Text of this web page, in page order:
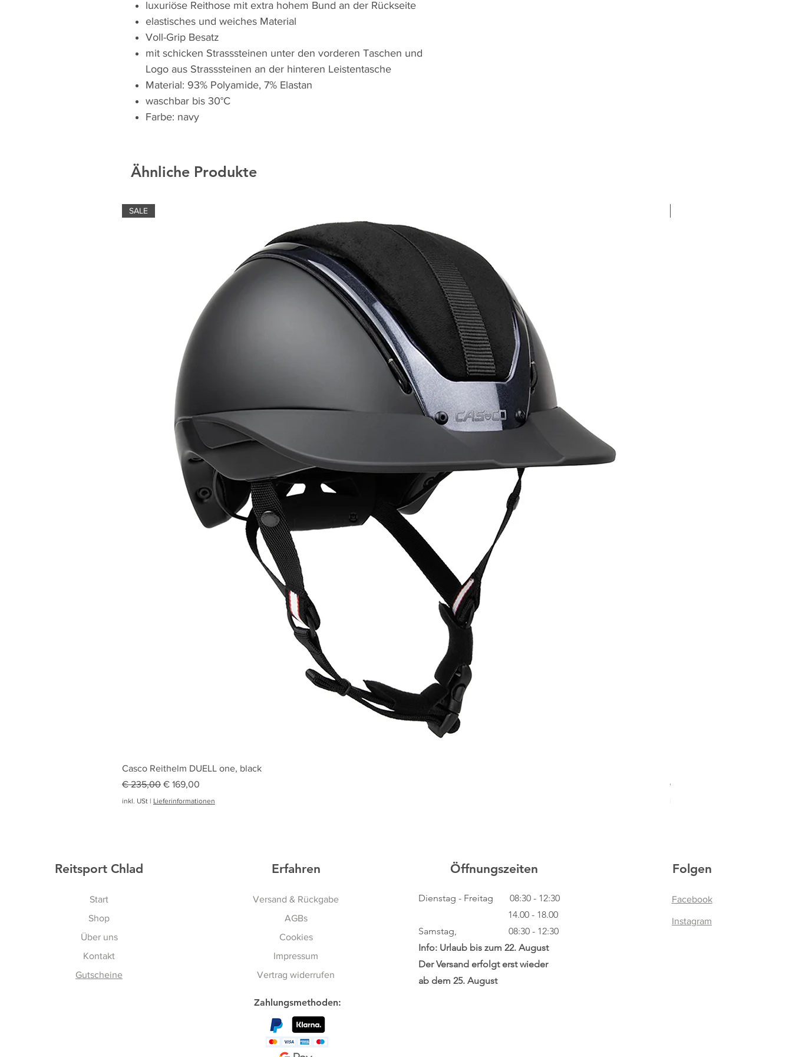
luxuriöse Reithose mit extra hohem Bund an der Rückseite
elastisches und weiches Material
Voll-Grip Besatz
mit schicken Strasssteinen unter den vorderen Taschen und
Logo aus Strasssteinen an der hinteren Leistentasche
Material: 93% Polyamide, 7% Elastan
waschbar bis 30°C
Farbe: navy
Ähnliche Produkte
SALE
Casco Reithelm DUELL one, black
Standardpreis
€ 235,00 Sale-Preis
€ 169,00
inkl. USt | Lieferinformationen
Standardpreis
€ 94,95
Reitsport Chlad
Start
Shop
Über uns
Kontakt
Gutscheine
Erfahren
Versand & Rückgabe
AGBs
Cookies
Impressum
Vertrag widerrufen
Zahlungsmethoden:
Öffnungszeiten
Dienstag - Freitag 08:30 - 12:30
14.00 - 18.00
Samstag, 08:30 - 12:30
Info: Urlaub bis zum 22. August
Der Versand erfolgt erst wieder
ab dem 25. August
Folgen
Facebook
Instagram